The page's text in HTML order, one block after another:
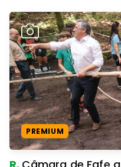
PREMIUM